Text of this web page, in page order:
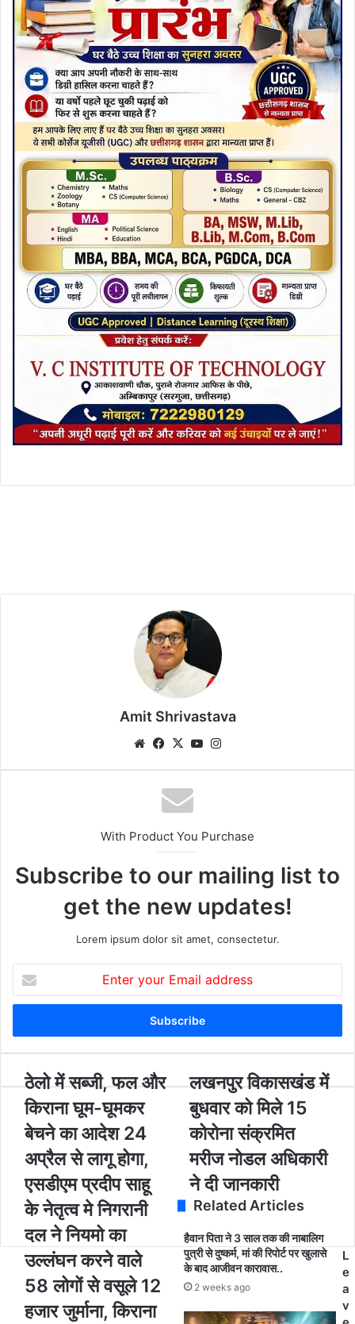
Amit Shrivastava
We Fa
ok
X
Yo
With Product You Purchase
Subscribe to our mailing list to
get the new updates!
Lorem ipsum dolor sit amet, consectetur.
t
r
y
u
ठे
लो
में
स
,
फ
ल
औ
र
कि
रा
ना
घू
म
ठेलो में सब्जी, फल और
किराना घूम-घूमकर
बेचने का आदेश 24
अप्रैल से लागू होगा,
एसडीएम प्रदीप साहू
के नेतृत्व मे निगरानी
दल ने नियमो का
उल्लंघन करने वाले
58 लोगों से वसूले 12
हजार जुर्माना, किराना
ल
न
पु
वि
का
खं
में
बु
वा
र
लखनपुर विकासखंड में
बुधवार को मिले 15
कोरोना संक्रमित
मरीज नोडल अधिकारी
ने दी जानकारी
Related Articles
हैवान पिता ने 3 साल तक की नाबालिग
पुत्री से दुष्कर्म, मां की रिपोर्ट पर खुलासे
के बाद आजीवन कारावास..
2 weeks ago
L
e
a
v